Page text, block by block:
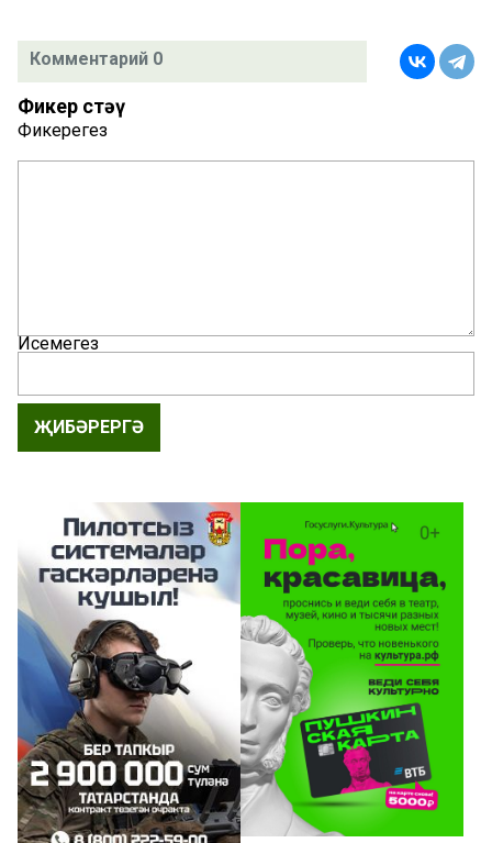
Комментарий 0
Фикер өстәү
Фикерегез
Исемегез
ҖИБӘРЕРГӘ